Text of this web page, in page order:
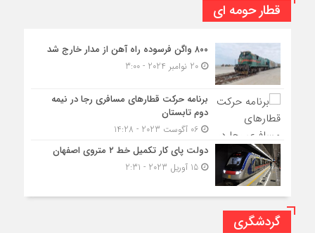
قطار حومه ای
۸۰۰ واگن فرسوده راه آهن از مدار خارج شد
20 نوامبر 2024 - 3:00
برنامه حرکت قطارهای مسافری رجا در نیمه
دوم تابستان
06 آگوست 2023 - 14:28
دولت پای کار تکمیل خط ۲ متروی اصفهان
15 آوریل 2023 - 2:31
گردشگری